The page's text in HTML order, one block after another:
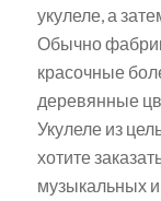
укулеле, а
Обычно
красочные
деревянные
Укулеле из
хотите
музыкальных